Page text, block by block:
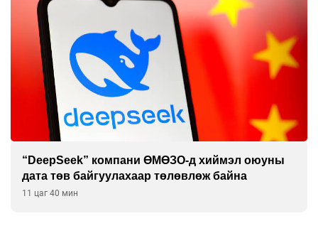
“DeepSeek” компани ӨМӨЗО-д хиймэл оюуны
дата төв байгуулахаар төлөвлөж байна
11 цаг 40 мин